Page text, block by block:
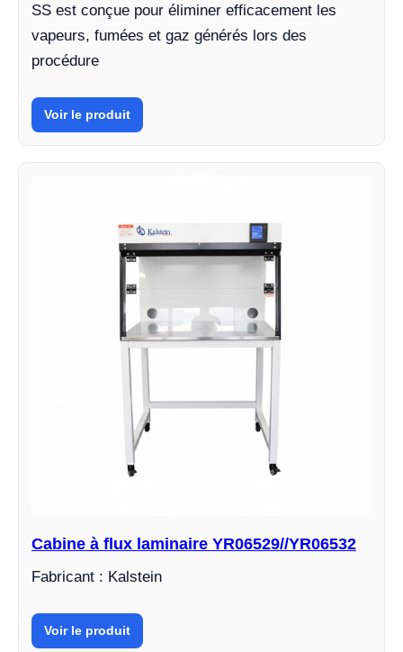
SS est conçue pour éliminer efficacement les
vapeurs, fumées et gaz générés lors des
procédure
Voir le produit
Cabine à flux laminaire YR06529//YR06532
Fabricant : Kalstein
Voir le produit